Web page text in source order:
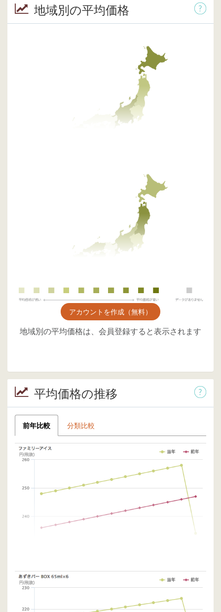
地域別の平均価格
アカウントを作成（無料）
地域別の平均価格は、会員登録すると表示されます
平均価格の推移
前年比較 分類比較